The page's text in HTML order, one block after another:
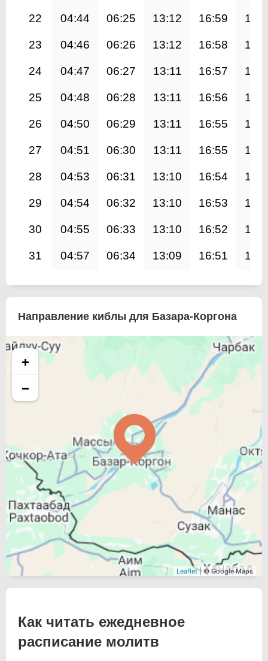
22 04:44 06:25 13:12 16:59
23 04:46 06:26 13:12 16:58
24 04:47 06:27 13:11 16:57
25 04:48 06:28 13:11 16:56
26 04:50 06:29 13:11 16:55
27 04:51 06:30 13:11 16:55
28 04:53 06:31 13:10 16:54
29 04:54 06:32 13:10 16:53
30 04:55 06:33 13:10 16:52
31 04:57 06:34 13:09 16:51
Направление киблы для Базара-Коргона
+
−
Leaflet| © Google Maps
Как читать ежедневное
расписание молитв